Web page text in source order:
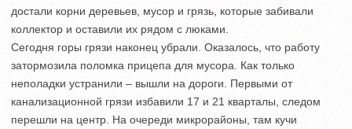
достали корни деревьев, мусор и грязь, которые забивали
коллектор и оставили их рядом с люками.
Сегодня горы грязи наконец убрали. Оказалось, что работу
затормозила поломка прицепа для мусора. Как только
неполадки устранили – вышли на дороги. Первыми от
канализационной грязи избавили 17 и 21 кварталы, следом
перешли на центр. На очереди микрорайоны, там кучи